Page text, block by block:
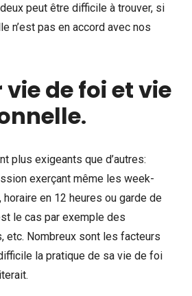
peut être difficile à trouver, si
n’est pas en accord avec nos
de foi et vie
.
plus exigeants que d’autres:
exerçant même les week-
en 12 heures ou garde de
le cas par exemple des
etc. Nombreux sont les facteurs
la pratique de sa vie de foi